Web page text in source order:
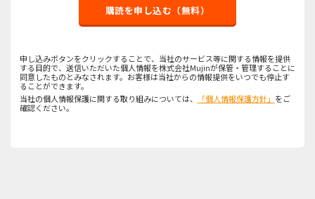
購読を申し込む（無料）
申し込みボタンをクリックすることで、当社のサービス等に関する情報を提供
する目的で、送信いただいた個人情報を株式会社Mujinが保管・管理することに
同意したものとみなされます。お客様は当社からの情報提供をいつでも停止す
ることができます。
当社の個人情報保護に関する取り組みについては、
「個人情報保護方針」 をご
確認ください。